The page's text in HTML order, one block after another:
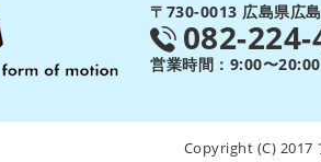
〒730-0013 広島県広
082-224-
営業時間：9:00〜20:00
Copyright (C) 2017